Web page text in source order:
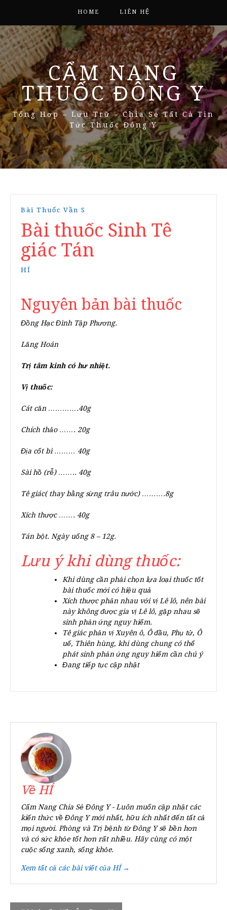
HOME LIÊN HỆ
CẨM NANG
THUỐC ĐÔNG Y
Tổng Hợp – Lưu Trữ – Chia Sẻ Tất Cả Tin
Tức Thuốc Đông Y
Bài Thuốc Vần S
Bài thuốc Sinh Tê
giác Tán
HÍ
Nguyên bản bài thuốc
Đồng Hạc Đình Tập Phương.
Lăng Hoán
Trị tâm kinh có hư nhiệt.
Vị thuốc:
Cát căn ………….40g
Chích thảo ……. 20g
Địa cốt bì ……… 40g
Sài hồ (rễ)…….. 40g
Tê giác( thay bằng sừng trâu nước) ……….8g
Xích thược ……. 40g
Tán bột. Ngày uống 8 – 12g.
Lưu ý khi dùng thuốc:
Khi dùng cần phải chọn lựa loại thuốc tốt
bài thuốc mới có hiệu quả
Xích thược phản nhau với vị Lê lô, nên bài
này không được gia vị Lê lô, gặp nhau sẽ
sinh phản ứng nguy hiểm.
Tê giác phản vị Xuyên ô, Ô đầu, Phụ tử, Ô
uế, Thiên hùng, khi dùng chung có thể
phát sinh phản ứng nguy hiểm cần chú ý
Đang tiếp tục cập nhật
Về HÍ
Cẩm Nang Chia Sẻ Đông Y - Luôn muốn cập nhật các
kiến thức về Đông Y mới nhất, hữu ích nhất đến tất cả
mọi người. Phòng và Trị bệnh từ Đông Y sẽ bền hơn
và có sức khỏe tốt hơn rất nhiều. Hãy cùng có một
cuộc sống xanh, sống khỏe.
Xem tất cả các bài viết của HÍ →